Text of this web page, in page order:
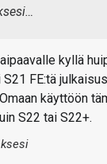
kyllä
FE:tä
käyttöön
S22 tai S22+.